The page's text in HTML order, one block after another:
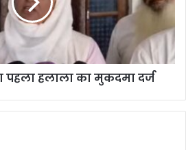
पहला हलाला का मुकदमा दर्ज